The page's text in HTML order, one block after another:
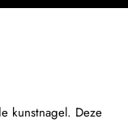
kunstnagel. Deze